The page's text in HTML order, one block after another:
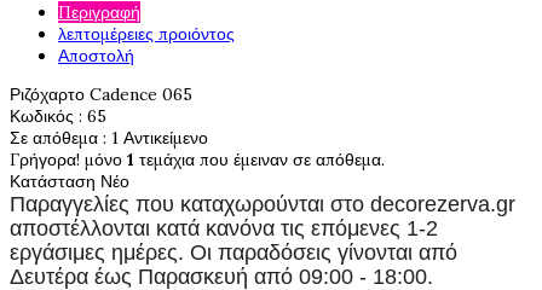
Περιγραφή
λεπτομέρειες προιόντος
Αποστολή
Ριζόχαρτο Cadence 065
Κωδικός : 65
Σε απόθεμα : 1 Αντικείμενο
Γρήγορα! μόνο 1 τεμάχια που έμειναν σε απόθεμα.
Κατάσταση Νέο
Παραγγελίες που καταχωρούνται στο decorezerva.gr
αποστέλλονται κατά κανόνα τις επόμενες 1-2
εργάσιμες ημέρες. Οι παραδόσεις γίνονται από
Δευτέρα έως Παρασκευή από 09:00 - 18:00.